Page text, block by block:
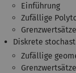
Einführung
Zufällige
Grenzwertsätze
Diskrete
Zufällige
Grenzwertsätze